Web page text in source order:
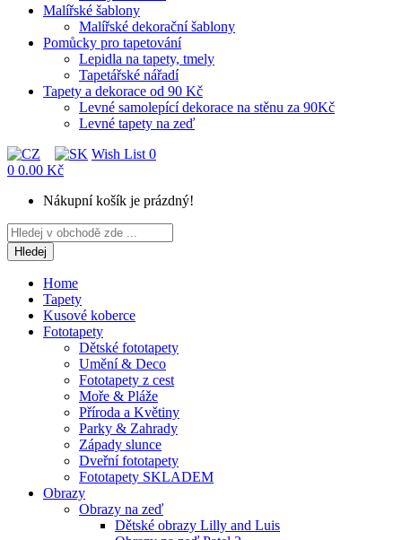
Malířské šablony
Malířské dekorační šablony
Pomůcky pro tapetování
Lepidla na tapety, tmely
Tapetářské nářadí
Tapety a dekorace od 90 Kč
Levné samolepící dekorace na stěnu za 90Kč
Levné tapety na zeď
Wish List 0
0 0.00 Kč
Nákupní košík je prázdný!
Hledej
Home
Tapety
Kusové koberce
Fototapety
Dětské fototapety
Umění & Deco
Fototapety z cest
Moře & Pláže
Příroda a Květiny
Parky & Zahrady
Západy slunce
Dveřní fototapety
Fototapety SKLADEM
Obrazy
Obrazy na zeď
Dětské obrazy Lilly and Luis